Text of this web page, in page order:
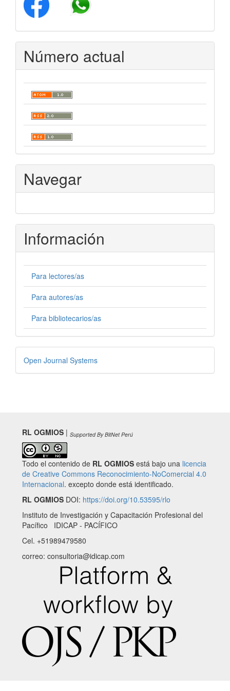
Número actual
Navegar
Información
Para lectores/as
Para autores/as
Para bibliotecarios/as
Desarrollado
por
Open Journal Systems
RL OGMIOS | Supported By BitNet Perú
Todo el contenido de RL OGMIOS está bajo una licencia
de Creative Commons Reconocimiento-NoComercial 4.0
Internacional. excepto donde está identificado.
RL OGMIOS DOI: https://doi.org/10.53595/rlo
Instituto de Investigación y Capacitación Profesional del
Pacífico IDICAP - PACÍFICO
Cel. +51989479580
correo: consultoria@idicap.com